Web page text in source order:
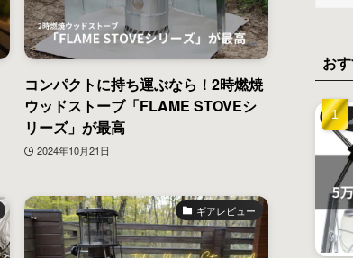
コンパクトに持ち運ぶなら！2時燃焼
ウッドストーブ「FLAME STOVEシ
リーズ」が最高
2024年10月21日
ギアレビュー
お